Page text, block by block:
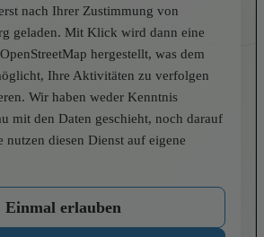
nach Ihrer Zustimmung von
geladen. Mit Klick wird dann eine
hergestellt, was dem
Ihre Aktivitäten zu verfolgen
Wir haben weder Kenntnis
mit den Daten geschieht, noch darauf
nutzen diesen Dienst auf eigene
Einmal erlauben